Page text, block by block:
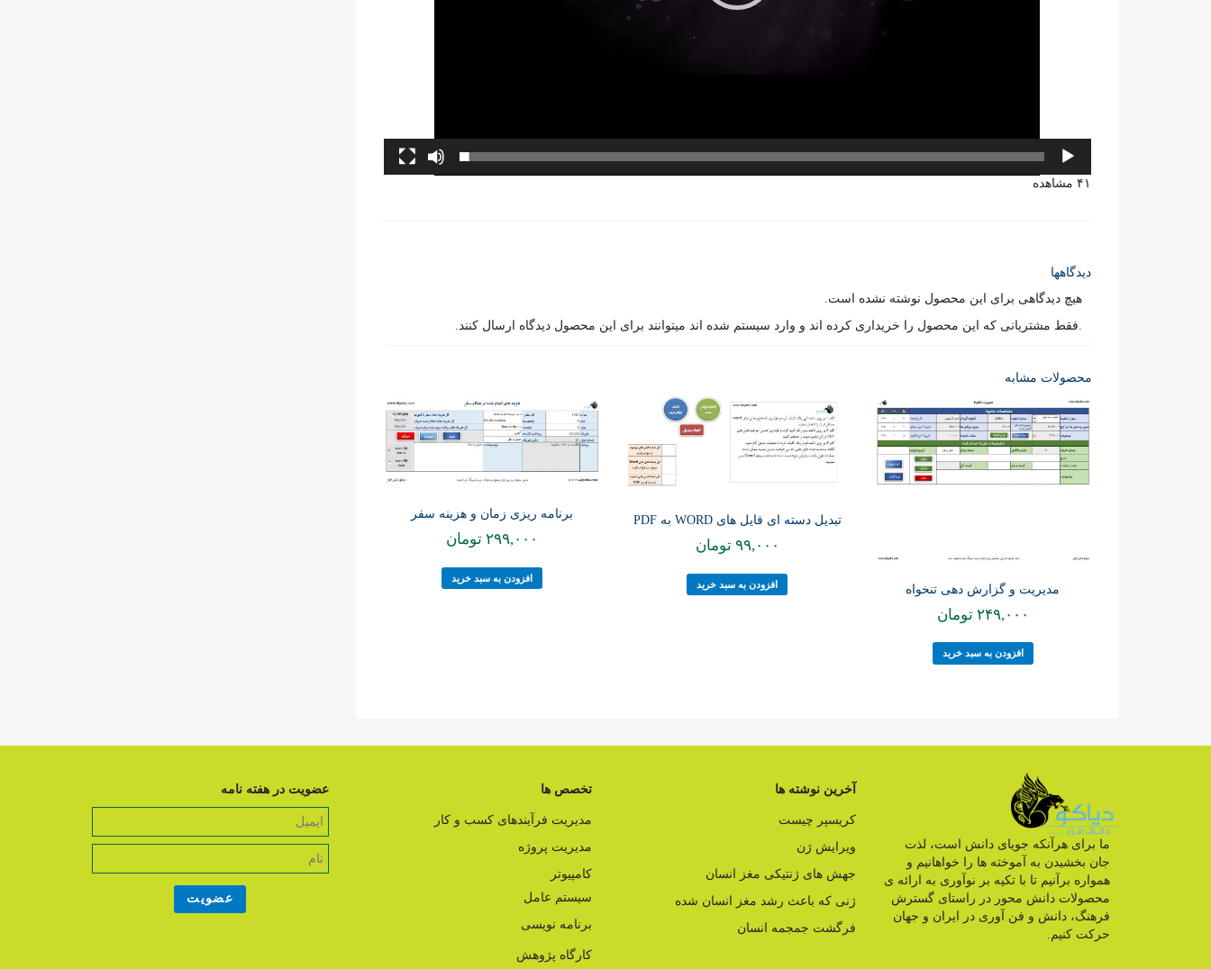
۴۱ مشاهده
دیدگاهها
هیچ دیدگاهی برای این محصول نوشته نشده است.
.فقط مشتریانی که این محصول را خریداری کرده اند و وارد سیستم شده اند میتوانند برای این محصول دیدگاه ارسال کنند.
محصولات مشابه
مدیریت و گزارش دهی تنخواه
۲۴۹,۰۰۰ تومان
افزودن به سبد خرید
تبدیل دسته ای فایل های WORD به PDF
۹۹,۰۰۰ تومان
افزودن به سبد خرید
برنامه ریزی زمان و هزینه سفر
۲۹۹,۰۰۰ تومان
افزودن به سبد خرید
ما برای هرآنکه جویای دانش است، لذت
جان بخشیدن به آموخته ها را خواهانیم و
همواره برآنیم تا با تکیه بر نوآوری به ارائه ی
محصولات دانش محور در راستای گسترش
فرهنگ، دانش و فن آوری در ایران و جهان
حرکت کنیم.
آخرین نوشته ها
کریسپر چیست
ویرایش ژن
جهش های ژنتیکی مغز انسان
ژنی که باعث رشد مغز انسان شده
فرگشت جمجمه انسان
تخصص ها
مدیریت فرآیندهای کسب و کار
مدیریت پروژه
کامپیوتر
سیستم عامل
برنامه نویسی
کارگاه پژوهش
عضویت در هفته نامه